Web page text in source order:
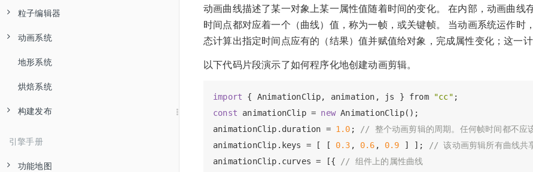
层级管理器
资源管理器
属性检查器
控制台
动画编辑器
偏好设置
项目设置
浏览器预览
预览流程简介与常见错误处理
粒子编辑器
曲线编辑器
渐变色编辑器
控制面板
动画系统
关于 Animation
熟悉动画编辑器
创建 Animation 组件和动画剪辑
编辑动画序列
编辑帧动画
地形系统
烘焙系统
构建发布
熟悉构建发布面板
通用构建参数介绍
引擎手册
功能地图
动画曲线描述了某一对象上某一属性值随着时间的变化。 在内部，动画曲线
时间点都对应着一个（曲线）值，称为一帧，或关键帧。 当动画系统运作时
态计算出指定时间点应有的（结果）值并赋值给对象，完成属性变化；这一计
以下代码片段演示了如何程序化地创建动画剪辑。
import { AnimationClip, animation, js } from "cc"
const animationClip = new AnimationClip();
animationClip.duration = 1.0 ;
// 整个动画剪辑的周期。任何帧时间都不应
animationClip.keys = [ [ 0.3 , 0.6 , 0.9 ] ];
// 该动画剪辑所有曲线共
animationClip.curves = [{
// 组件上的属性曲线